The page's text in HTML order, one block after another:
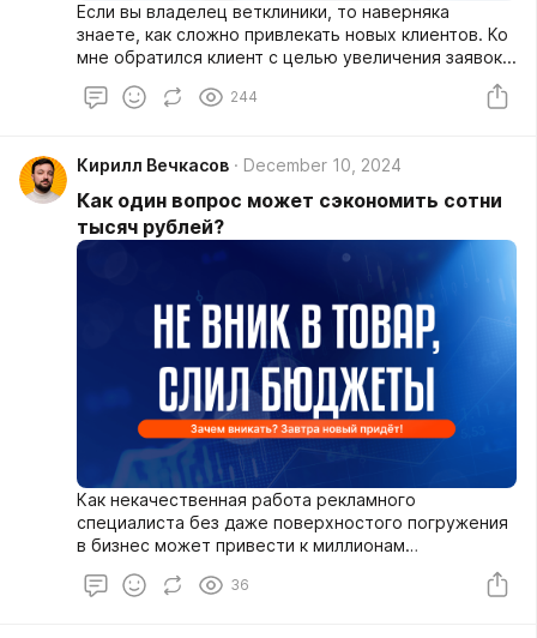
Если вы владелец ветклиники, то наверняка
знаете, как сложно привлекать новых клиентов. Ко
мне обратился клиент с целью увеличения заявок...
244
Кирилл Вечкасов December 10, 2024
Как один вопрос может сэкономить сотни
тысяч рублей?
Как некачественная работа рекламного
специалиста без даже поверхностого погружения
в бизнес может привести к миллионам
36